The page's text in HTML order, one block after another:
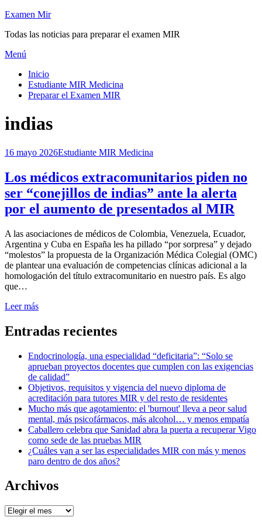
Saltar
contenido
Examen Mir
Todas las noticias para preparar el examen MIR
Menú
Inicio
Estudiante MIR Medicina
Preparar el Examen MIR
Etiqueta
:
indias
Publicada
16 mayo 2026Estudiante MIR Medicina
Los médicos extracomunitarios piden no
ser “conejillos de indias” ante la alerta
por el aumento de presentados al MIR
porExamen MIR
A las asociaciones de médicos de Colombia, Venezuela, Ecuador,
Argentina y Cuba en España les ha pillado “por sorpresa” y dejado
“molestos” la propuesta de la Organización Médica Colegial (OMC)
de plantear una evaluación de competencias clínicas adicional a la
homologación del título extracomunitario en nuestro país. Es algo
que…
Leer más
Entradas recientes
Endocrinología, una especialidad “deficitaria”: “Solo se
aprueban proyectos docentes que cumplen con las exigencias
de calidad”
Objetivos, requisitos y vigencia del nuevo diploma de
acreditación para tutores MIR y del resto de residentes
Mucho más que agotamiento: el 'burnout' lleva a peor salud
mental, más psicofármacos, más alcohol… y menos empatía
Caballero celebra que Sanidad abra la puerta a recuperar Vigo
como sede de las pruebas MIR
¿Cuáles van a ser las especialidades MIR con más y menos
paro dentro de dos años?
Archivos
Archivos